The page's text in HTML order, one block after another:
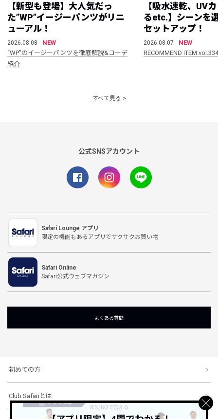
【新型も登場】大人気だっ
た”WP”イージーパンツがリニ
ューアル！
2026.08.08
NEW
“WP”のイージーパンツを徹底解説&コーデ
紹介
【吸水速乾、UV
るetc.】シーンを
セットアップ！
2026.08.07
NEW
RECOMMEND ITEM vol.334
すべて見る
公式SNSアカウント
Safari Lounge アプリ
限定の機能もあるアプリでサクサクお買い物
Safari Online
Safari公式ウェブマガジン
よくある質問
初めての方
Club Safariとは